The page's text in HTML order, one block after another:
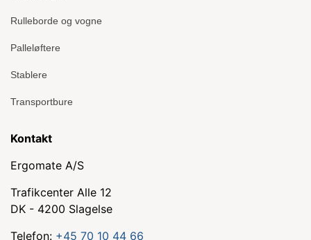
Rulleborde og vogne
Palleløftere
Stablere
Transportbure
Kontakt
Ergomate A/S
Trafikcenter Alle 12
DK - 4200 Slagelse
Telefon: +45 70 10 44 66